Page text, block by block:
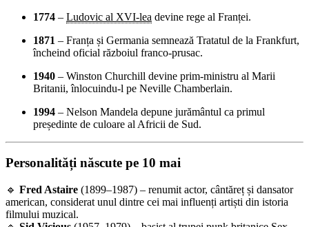
1774 – Ludovic al XVI-lea devine rege al Franței.
1871 – Franța și Germania semnează Tratatul de la Frankfurt,
încheind oficial războiul franco-prusac.
1940 – Winston Churchill devine prim-ministru al Marii
Britanii, înlocuindu-l pe Neville Chamberlain.
1994 – Nelson Mandela depune jurământul ca primul
președinte de culoare al Africii de Sud.
Personalități născute pe 10 mai
🔹 Fred Astaire (1899–1987) – renumit actor, cântăreț și dansator
american, considerat unul dintre cei mai influenți artiști din istoria
filmului muzical.